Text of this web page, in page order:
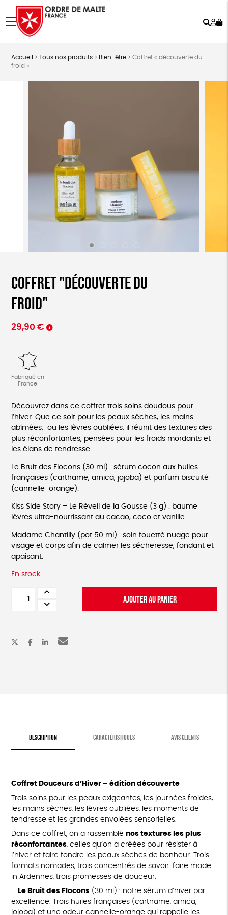
menu
Accueil > Tous nos produits> Bien-être> Coffret « découverte du
froid »
Coffret "découverte du
froid"
29,90 €
Fabriqué en
France
Découvrez dans ce coffret trois soins doudous pour
l’hiver. Que ce soit pour les peaux sèches, les mains
abîmées, ou les lèvres oubliées, il réunit des textures des
plus réconfortantes, pensées pour les froids mordants et
les élans de tendresse.
Le Bruit des Flocons (30 ml) : sérum cocon aux huiles
françaises (carthame, arnica, jojoba) et parfum biscuité
(cannelle-orange).
Kiss Side Story – Le Réveil de la Gousse (3 g) : baume
lèvres ultra-nourrissant au cacao, coco et vanille.
Madame Chantilly (pot 50 ml) : soin fouetté nuage pour
visage et corps afin de calmer les sécheresse, fondant et
apaisant.
En stock
AJOUTER AU PANIER
DESCRIPTION CARACTÉRISTIQUES AVIS CLIENTS
Coffret Douceurs d’Hiver – édition découverte
Trois soins pour les peaux exigeantes, les journées froides,
les mains sèches, les lèvres oubliées, les moments de
tendresse et les grandes envolées sensorielles.
Dans ce coffret, on a rassemblé nos textures les plus
réconfortantes, celles qu’on a créées pour résister à
l’hiver et faire fondre les peaux sèches de bonheur. Trois
formats nomades, trois concentrés de savoir-faire made
in Ardennes, trois promesses de douceur.
– Le Bruit des Flocons(30 ml) : notre sérum d’hiver par
excellence. Trois huiles françaises (carthame, arnica,
jojoba) et une odeur cannelle-orange qui rappelle les